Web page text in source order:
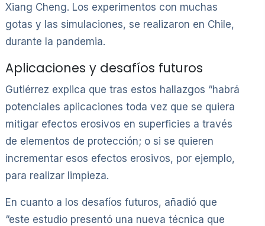
Xiang Cheng. Los experimentos con muchas
gotas y las simulaciones, se realizaron en Chile,
durante la pandemia.
Aplicaciones y desafíos futuros
Gutiérrez explica que tras estos hallazgos “habrá
potenciales aplicaciones toda vez que se quiera
mitigar efectos erosivos en superficies a través
de elementos de protección; o si se quieren
incrementar esos efectos erosivos, por ejemplo,
para realizar limpieza.
En cuanto a los desafíos futuros, añadió que
“este estudio presentó una nueva técnica que